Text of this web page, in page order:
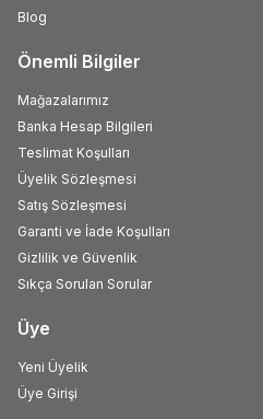
Blog
Önemli Bilgiler
Mağazalarımız
Banka Hesap Bilgileri
Teslimat Koşulları
Üyelik Sözleşmesi
Satış Sözleşmesi
Garanti ve İade Koşulları
Gizlilik ve Güvenlik
Sıkça Sorulan Sorular
Üye
Yeni Üyelik
Üye Girişi